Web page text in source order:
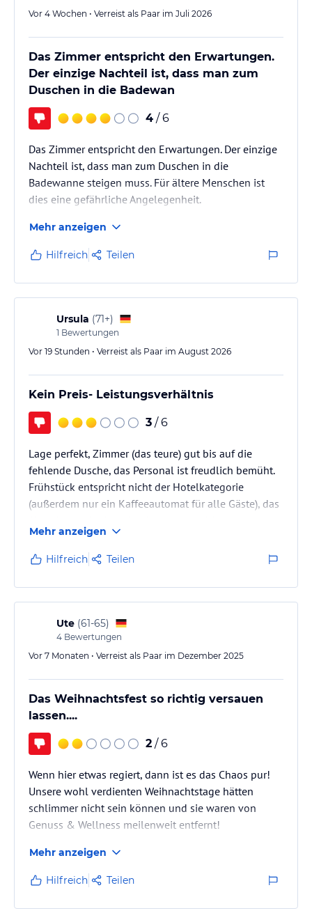
Vor 4 Wochen • Verreist als Paar im Juli 2026
Das Zimmer entspricht den Erwartungen.
Der einzige Nachteil ist, dass man zum
Duschen in die Badewan
4 / 6
Das Zimmer entspricht den Erwartungen. Der einzige
Nachteil ist, dass man zum Duschen in die
Badewanne steigen muss. Für ältere Menschen ist
dies eine gefährliche Angelegenheit.
Das Frühstück ist ausreichend, aber nicht besonders
überraschend, und das Personal gibt sich große
Das Lunchpaket dürfte etwas umfangreicher sein als
nur zwei Mini-Brötchen, ein Ei oder ein Apfel, ein
Müsliriegel und eine kleine Flasche Getränk.
Mehr anzeigen
Hilfreich Teilen
Ursula (71+)
1 Bewertungen
Vor 19 Stunden • Verreist als Paar im August 2026
Kein Preis- Leistungsverhältnis
3 / 6
Lage perfekt, Zimmer (das teure) gut bis auf die
fehlende Dusche, das Personal ist freudlich bemüht.
Frühstück entspricht nicht der Hotelkategorie
(außerdem nur ein Kaffeeautomat für alle Gäste), das
frisch (Frikadelle) zubereitet, nicht empfehlenswert.
Mehr anzeigen
Hilfreich Teilen
Ute (61-65)
4 Bewertungen
Vor 7 Monaten • Verreist als Paar im Dezember 2025
Das Weihnachtsfest so richtig versauen
lassen....
2 / 6
Wenn hier etwas regiert, dann ist es das Chaos pur!
Unsere wohl verdienten Weihnachtstage hätten
schlimmer nicht sein können und sie waren von
Genuss & Wellness meilenweit entfernt!
Mehr anzeigen
Hilfreich Teilen